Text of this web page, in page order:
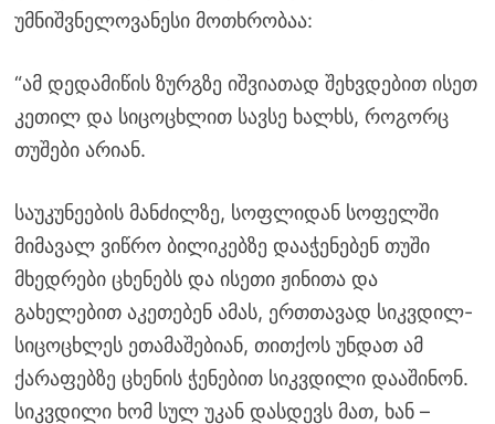
უმნიშვნელოვანესი მოთხრობაა:
“ამ დედამიწის ზურგზე იშვიათად შეხვდებით ისეთ
კეთილ და სიცოცხლით სავსე ხალხს, როგორც
თუშები არიან.
საუკუნეების მანძილზე, სოფლიდან სოფელში
მიმავალ ვიწრო ბილიკებზე დააჭენებენ თუში
მხედრები ცხენებს და ისეთი ჟინითა და
გახელებით აკეთებენ ამას, ერთთავად სიკვდილ-
სიცოცხლეს ეთამაშებიან, თითქოს უნდათ ამ
ქარაფებზე ცხენის ჭენებით სიკვდილი დააშინონ.
სიკვდილი ხომ სულ უკან დასდევს მათ, ხან –